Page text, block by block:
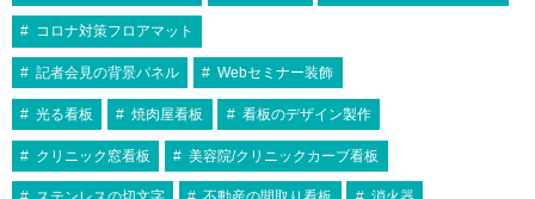
コロナ対策フロアマット
記者会見の背景パネル Webセミナー装飾
光る看板 焼肉屋看板 看板のデザイン製作
クリニック窓看板 美容院/クリニックカーブ看板